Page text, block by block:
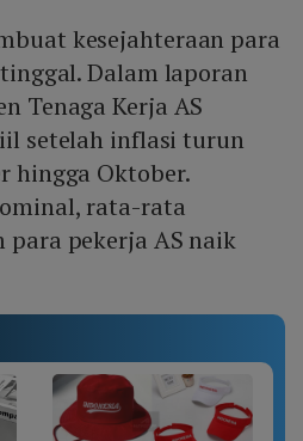
kesejahteraan para
Dalam laporan
Tenaga Kerja AS
setelah inflasi turun
hingga Oktober.
rata-rata
pekerja AS naik